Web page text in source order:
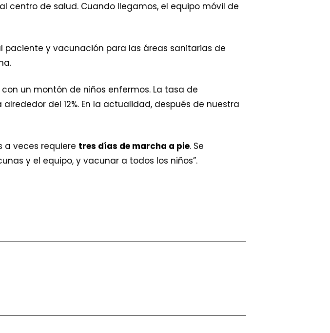
centro de salud. Cuando llegamos, el equipo móvil de
paciente y vacunación para las áreas sanitarias de
un montón de niños enfermos. La tasa de
del 12%. En la actualidad, después de nuestra
a veces requiere tres días de marcha a pie. Se
y el equipo, y vacunar a todos los niños”.